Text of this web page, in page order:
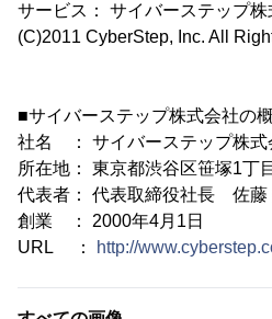
サービス： サイバーステップ株
(C)2011 CyberStep, Inc. All
■サイバーステップ株式会社の
社名 ： サイバーステップ株式
所在地： 東京都渋谷区笹塚1丁
代表者： 代表取締役社長 佐藤
創業 ： 2000年4月1日
URL ：
http://